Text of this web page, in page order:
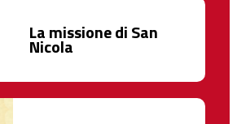
La missione di San
Nicola